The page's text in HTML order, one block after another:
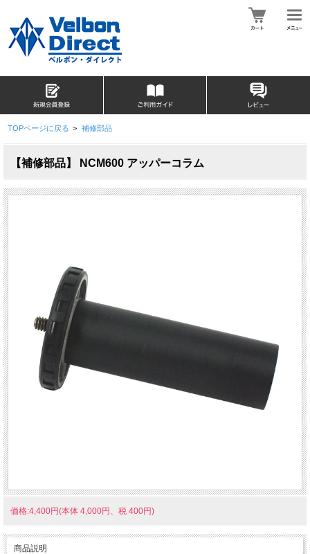
TOPページに戻る > 補修部品
【補修部品】 NCM600 アッパーコラム
価格:4,400円(本体 4,000円、税 400円)
商品説明